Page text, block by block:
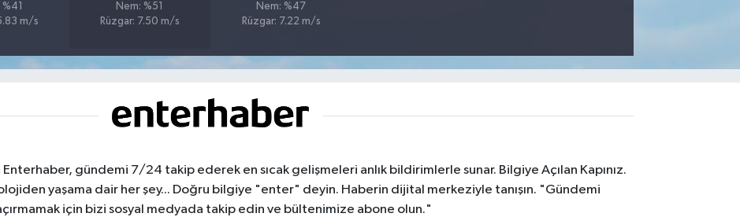
m/s
Nem: %51
Rüzgar: 7.50 m/s
Nem: %47
Rüzgar: 7.22 m/s
Enterhaber, gündemi 7/24 takip ederek en sıcak gelişmeleri anlık bildirimlerle sunar. Bilgiye Açılan Kapınız.
yaşama dair her şey... Doğru bilgiye "enter" deyin. Haberin dijital merkeziyle tanışın. "Gündemi
için bizi sosyal medyada takip edin ve bültenimize abone olun."